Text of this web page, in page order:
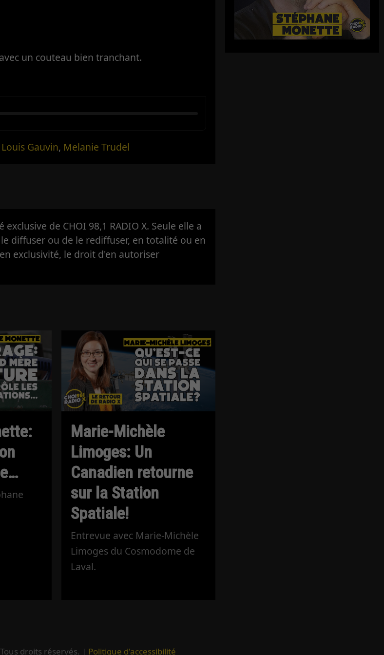
un couteau bien tranchant.
Louis Gauvin, Melanie Trudel
de CHOI 98,1 RADIO X. Seule elle a
diffuser ou de le rediffuser, en totalité ou en
exclusivité, le droit d'en autoriser
Marie-Michèle
Limoges: Un
Canadien retourne
sur la Station
Spatiale!
Entrevue avec Marie-Michèle
Limoges du Cosmodome de
Laval.
Tous droits réservés. | Politique d'accessibilité